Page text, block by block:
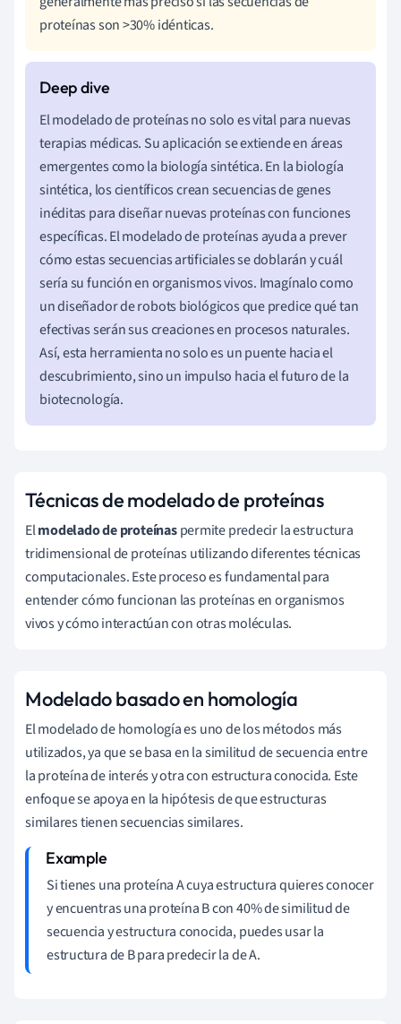
proteínas son >30% idénticas.
El modelado de proteínas no solo es vital para nuevas
terapias médicas. Su aplicación se extiende en áreas
emergentes como la biología sintética. En la biología
sintética, los científicos crean secuencias de genes
inéditas para diseñar nuevas proteínas con funciones
específicas. El modelado de proteínas ayuda a prever
cómo estas secuencias artificiales se doblarán y cuál
sería su función en organismos vivos. Imagínalo como
un diseñador de robots biológicos que predice qué tan
efectivas serán sus creaciones en procesos naturales.
Así, esta herramienta no solo es un puente hacia el
descubrimiento, sino un impulso hacia el futuro de la
biotecnología.
Técnicas de modelado de proteínas
Elmodelado de proteínaspermite predecir la estructura
tridimensional de proteínas utilizando diferentes técnicas
computacionales. Este proceso es fundamental para
entender cómo funcionan las proteínas en organismos
vivos y cómo interactúan con otras moléculas.
Modelado basado en homología
El modelado de homología es uno de los métodos más
utilizados, ya que se basa en la similitud de secuencia entre
la proteína de interés y otra con estructura conocida. Este
enfoque se apoya en la hipótesis de que estructuras
similares tienen secuencias similares.
Si tienes una proteína A cuya estructura quieres conocer
y encuentras una proteína B con 40% de similitud de
secuencia y estructura conocida, puedes usar la
estructura de B para predecir la de A.